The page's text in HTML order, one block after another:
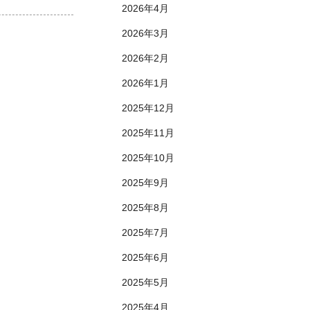
2026年4月
2026年3月
2026年2月
2026年1月
2025年12月
2025年11月
2025年10月
2025年9月
2025年8月
2025年7月
2025年6月
2025年5月
2025年4月